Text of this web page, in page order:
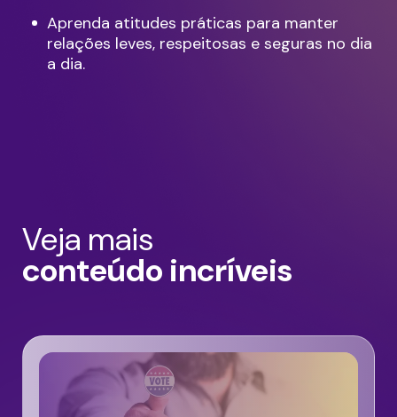
Aprenda atitudes práticas para manter
relações leves, respeitosas e seguras no dia
a dia.
Veja mais
conteúdo incríveis